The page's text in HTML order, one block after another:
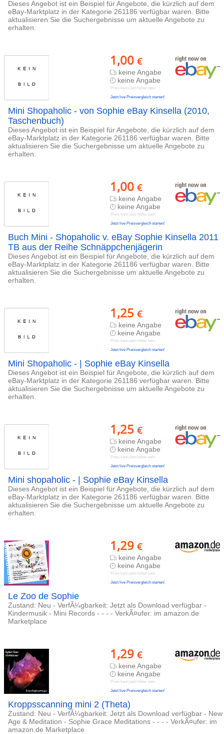
Dieses Angebot ist ein Beispiel für Angebote, die kürzlich auf dem
eBay-Marktplatz in der Kategorie 261186 verfügbar waren. Bitte
aktualisieren Sie die Suchergebnisse um aktuelle Angebote zu
erhalten.
1,00 €
keine Angabe
keine Angabe
Preis kann jetzt höher sein
Jetzt live Preisvergleich starten!
Mini Shopaholic - von Sophie eBay Kinsella (2010,
Taschenbuch)
Dieses Angebot ist ein Beispiel für Angebote, die kürzlich auf dem
eBay-Marktplatz in der Kategorie 261186 verfügbar waren. Bitte
aktualisieren Sie die Suchergebnisse um aktuelle Angebote zu
erhalten.
1,00 €
keine Angabe
keine Angabe
Preis kann jetzt höher sein
Jetzt live Preisvergleich starten!
Buch Mini - Shopaholic v. eBay Sophie Kinsella 2011
TB aus der Reihe Schnäppchenjägerin
Dieses Angebot ist ein Beispiel für Angebote, die kürzlich auf dem
eBay-Marktplatz in der Kategorie 261186 verfügbar waren. Bitte
aktualisieren Sie die Suchergebnisse um aktuelle Angebote zu
erhalten.
1,25 €
keine Angabe
keine Angabe
Preis kann jetzt höher sein
Jetzt live Preisvergleich starten!
Mini Shopaholic - | Sophie eBay Kinsella
Dieses Angebot ist ein Beispiel für Angebote, die kürzlich auf dem
eBay-Marktplatz in der Kategorie 261186 verfügbar waren. Bitte
aktualisieren Sie die Suchergebnisse um aktuelle Angebote zu
erhalten.
1,25 €
keine Angabe
keine Angabe
Preis kann jetzt höher sein
Jetzt live Preisvergleich starten!
Mini shopaholic - | Sophie eBay Kinsella
Dieses Angebot ist ein Beispiel für Angebote, die kürzlich auf dem
eBay-Marktplatz in der Kategorie 261186 verfügbar waren. Bitte
aktualisieren Sie die Suchergebnisse um aktuelle Angebote zu
erhalten.
1,29 €
keine Angabe
keine Angabe
Preis kann jetzt höher sein
Jetzt live Preisvergleich starten!
Le Zoo de Sophie
Zustand: Neu - VerfÃ¼gbarkeit: Jetzt als Download verfügbar -
Kindermusik - Mini Records - - - - VerkÃ¤ufer: im amazon.de
Marketplace
1,29 €
keine Angabe
keine Angabe
Preis kann jetzt höher sein
Jetzt live Preisvergleich starten!
Kroppsscanning mini 2 (Theta)
Zustand: Neu - VerfÃ¼gbarkeit: Jetzt als Download verfügbar - New
Age & Meditation - Sophie Grace Meditations - - - - VerkÃ¤ufer: im
amazon.de Marketplace